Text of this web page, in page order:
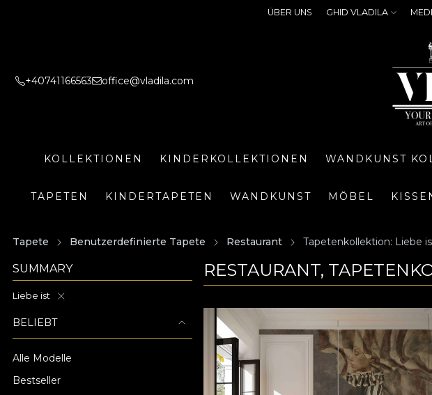
ÜBER UNS GHID VLADILA
+40741166563 office@vladila.com
KOLLEKTIONEN KINDERKOLLEKTIONEN WANDKUNST
TAPETEN KINDERTAPETEN WANDKUNST MÖBEL
Tapete Benutzerdefinierte Tapete Restaurant Tapetenkollektion: Liebe
SUMMARY
Liebe ist
BELIEBT
Alle Modelle
Bestseller
RESTAURANT,